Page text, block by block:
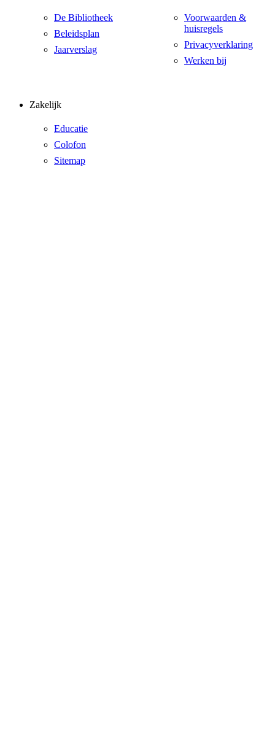
De Bibliotheek
Beleidsplan
Jaarverslag
Voorwaarden &
huisregels
Privacyverklaring
Werken bij
Zakelijk
Educatie
Colofon
Sitemap